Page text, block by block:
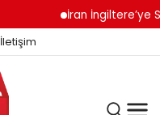
İran İngiltere’ye Sert
İletişim